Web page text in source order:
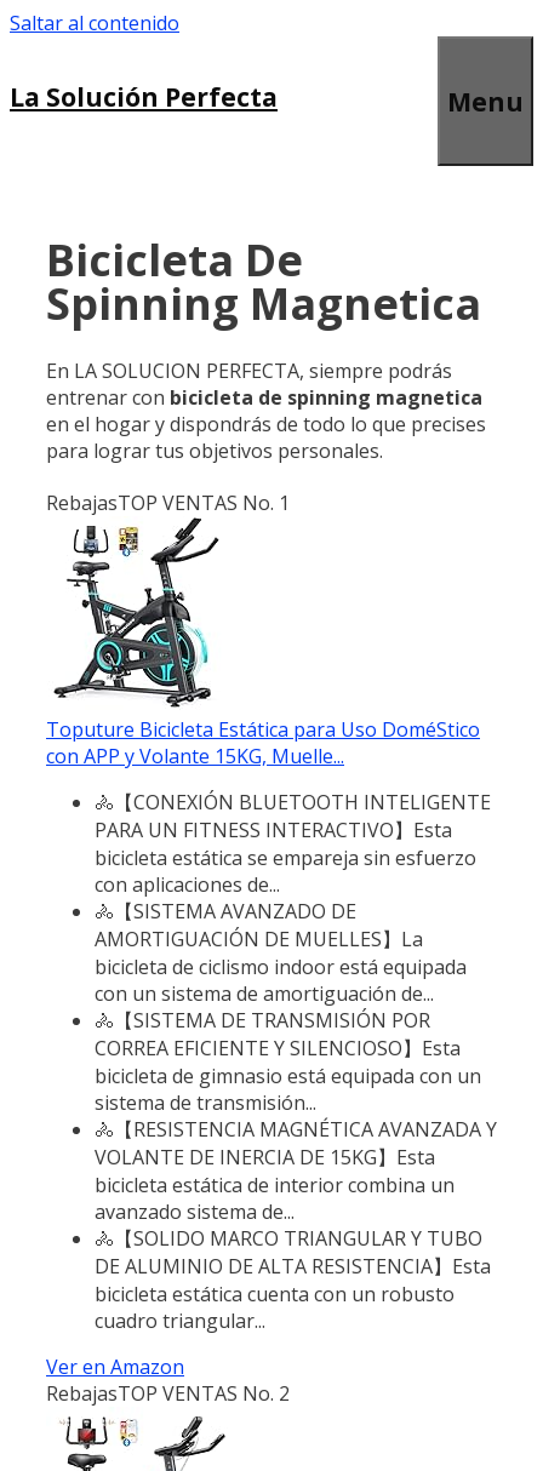
Saltar al contenido
La Solución Perfecta Menu
Bicicleta De
Spinning Magnetica
En LA SOLUCION PERFECTA, siempre podrás
entrenar con bicicleta de spinning magnetica
en el hogar y dispondrás de todo lo que precises
para lograr tus objetivos personales.
RebajasTOP VENTAS No. 1
Toputure Bicicleta Estática para Uso DoméStico
con APP y Volante 15KG, Muelle...
🚴【CONEXIÓN BLUETOOTH INTELIGENTE
PARA UN FITNESS INTERACTIVO】Esta
bicicleta estática se empareja sin esfuerzo
con aplicaciones de...
🚴【SISTEMA AVANZADO DE
AMORTIGUACIÓN DE MUELLES】La
bicicleta de ciclismo indoor está equipada
con un sistema de amortiguación de...
🚴【SISTEMA DE TRANSMISIÓN POR
CORREA EFICIENTE Y SILENCIOSO】Esta
bicicleta de gimnasio está equipada con un
sistema de transmisión...
🚴【RESISTENCIA MAGNÉTICA AVANZADA Y
VOLANTE DE INERCIA DE 15KG】Esta
bicicleta estática de interior combina un
avanzado sistema de...
🚴【SOLIDO MARCO TRIANGULAR Y TUBO
DE ALUMINIO DE ALTA RESISTENCIA】Esta
bicicleta estática cuenta con un robusto
cuadro triangular...
Ver en Amazon
RebajasTOP VENTAS No. 2